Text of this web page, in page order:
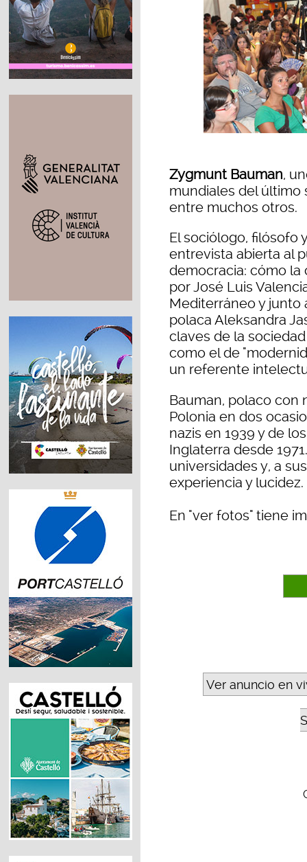
Zygmunt Bauman,
mundiales del último
entre muchos otros.
El sociólogo, filósofo
entrevista abierta al
democracia: cómo la
por José Luis
Mediterráneo y junto
polaca Aleksandra
claves de la
como el de
un referente
Bauman, polaco con
Polonia en dos
nazis en 1939 y de
Inglaterra desde
universidades y, a
experiencia y lucidez.
En "ver fotos" tiene
Ver anuncio en